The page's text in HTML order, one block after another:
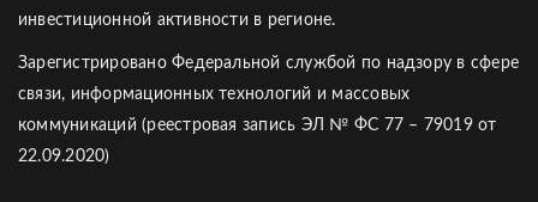
инвестиционной активности в регионе.
Зарегистрировано Федеральной службой по надзору в сфере
связи, информационных технологий и массовых
коммуникаций (реестровая запись ЭЛ № ФС 77 – 79019 от
22.09.2020)